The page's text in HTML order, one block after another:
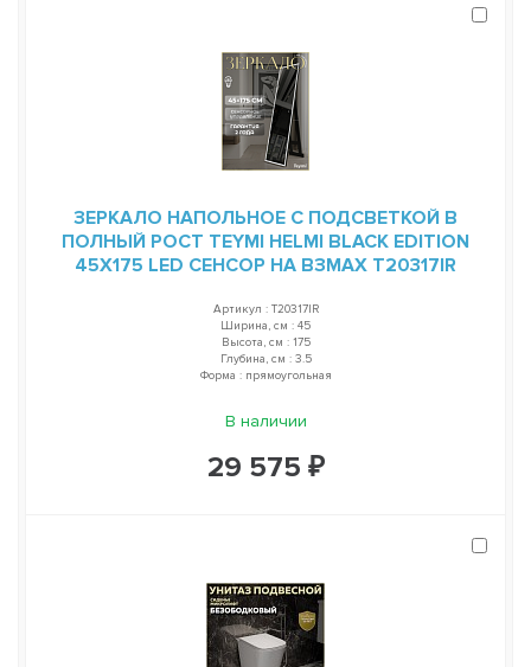
ЗЕРКАЛО НАПОЛЬНОЕ С ПОДСВЕТКОЙ В
ПОЛНЫЙ РОСТ TEYMI HELMI BLACK EDITION
45Х175 LED СЕНСОР НА ВЗМАХ T20317IR
Артикул : T20317IR
Ширина, см : 45
Высота, см : 175
Глубина, см : 3.5
Форма : прямоугольная
В наличии
29 575 ₽